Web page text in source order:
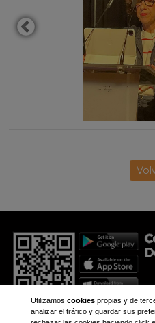
Utilizamos cookiespropias y de
analizar el tráfico y guardar sus